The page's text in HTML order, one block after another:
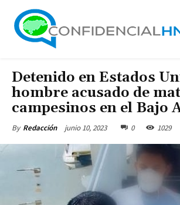
Detenido en Estados
hombre acusado de
campesinos en el Bajo
By Redacción junio 10, 2023 0 1029